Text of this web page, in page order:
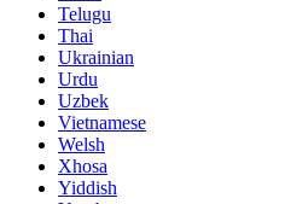
Telugu
Thai
Ukrainian
Urdu
Uzbek
Vietnamese
Welsh
Xhosa
Yiddish